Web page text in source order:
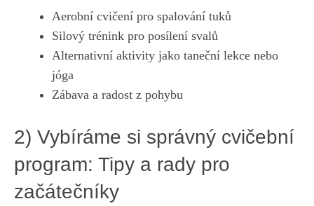
Aerobní⁤ cvičení pro​ spalování tuků
Silový⁣ trénink pro posílení svalů
Alternativní aktivity​ jako taneční lekce nebo
jóga
Zábava a radost z pohybu
2) Vybíráme⁤ si správný cvičební
program: Tipy a rady ‌pro
začátečníky